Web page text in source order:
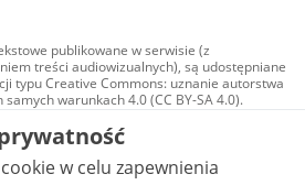
publikowane w serwisie (z
treści audiowizualnych), są udostępniane
typu Creative Commons: uznanie autorstwa
samych warunkach 4.0 (CC BY-SA 4.0).
audiowizualne, w tym zdjęcia, materiały
są udostępniane na licencji typu
Commons: uznanie autorstwa użycie
- bez utworów zależnych 4.0 (CC BY-
w celu zapewnienia